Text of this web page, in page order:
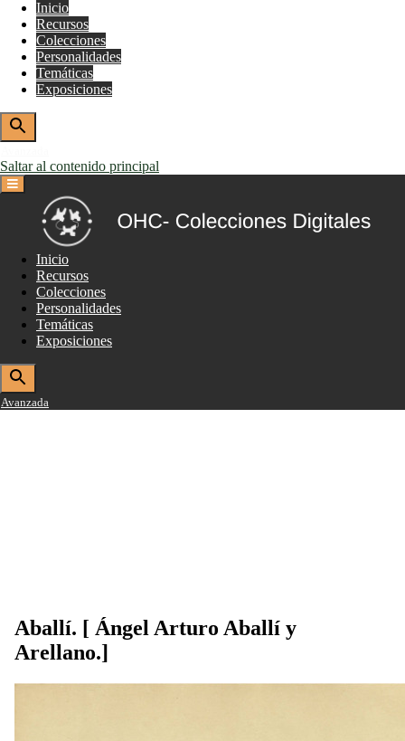
Inicio
Recursos
Colecciones
Personalidades
Temáticas
Exposiciones
Saltar al contenido principal
Inicio
Recursos
Colecciones
Personalidades
Temáticas
Exposiciones
Avanzada
Aballí. [ Ángel Arturo Aballí y
Arellano.]